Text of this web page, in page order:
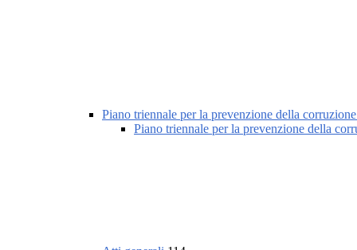
Piano triennale per la prevenzione della
Piano triennale per la prevenzione della